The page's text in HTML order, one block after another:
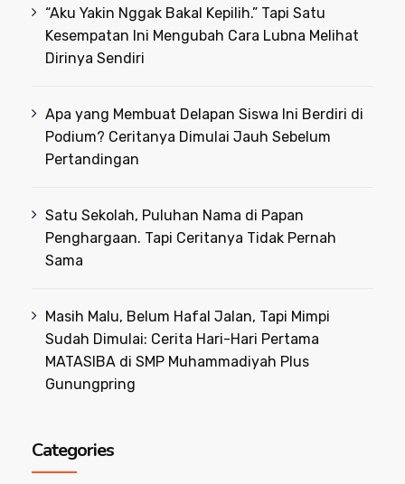
“Aku Yakin Nggak Bakal Kepilih.” Tapi Satu
Kesempatan Ini Mengubah Cara Lubna Melihat
Dirinya Sendiri
Apa yang Membuat Delapan Siswa Ini Berdiri di
Podium? Ceritanya Dimulai Jauh Sebelum
Pertandingan
Satu Sekolah, Puluhan Nama di Papan
Penghargaan. Tapi Ceritanya Tidak Pernah
Sama
Masih Malu, Belum Hafal Jalan, Tapi Mimpi
Sudah Dimulai: Cerita Hari-Hari Pertama
MATASIBA di SMP Muhammadiyah Plus
Gunungpring
Categories